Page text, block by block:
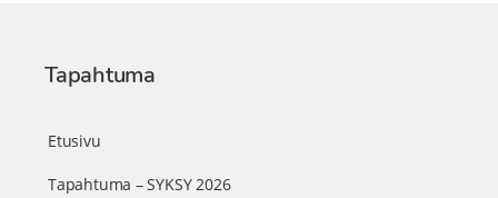
Tapahtuma
Etusivu
Tapahtuma – SYKSY 2026